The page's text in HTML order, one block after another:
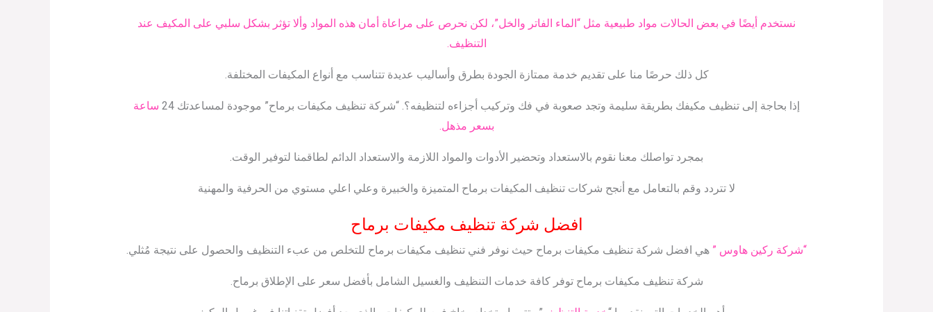
نستخدم أيضًا في بعض الحالات مواد طبيعية مثل “الماء الفاتر والخل”، لكن نحرص على مراعاة أمان هذه المواد وألا تؤثر بشكل سلبي على المكيف عند
التنظيف.
كل ذلك حرصًا منا على تقديم خدمة ممتازة الجودة بطرق وأساليب عديدة تتناسب مع أنواع المكيفات المختلفة.
إذا بحاجة إلى تنظيف مكيفك بطريقة سليمة وتجد صعوبة في فك وتركيب أجزاءه لتنظيفه؟. “شركة تنظيف مكيفات برماح” موجودة لمساعدتك 24
ساعة
بسعر مذهل.
بمجرد تواصلك معنا نقوم بالاستعداد وتحضير الأدوات والمواد اللازمة والاستعداد الدائم لطاقمنا لتوفير الوقت.
لا تتردد وقم بالتعامل مع أنجح شركات تنظيف المكيفات برماح المتميزة والخبيرة وعلي اعلي مستوي من الحرفية والمهنية
افضل شركة تنظيف مكيفات برماح
“شركة ركين هاوس ” هي افضل شركة تنظيف مكيفات برماح حيث نوفر فني تنظيف مكيفات برماح للتخلص من عبء التنظيف والحصول على نتيجة مُثلي.
شركة تنظيف مكيفات برماح توفر كافة خدمات التنظيف والغسيل الشامل بأفضل سعر على الإطلاق برماح.